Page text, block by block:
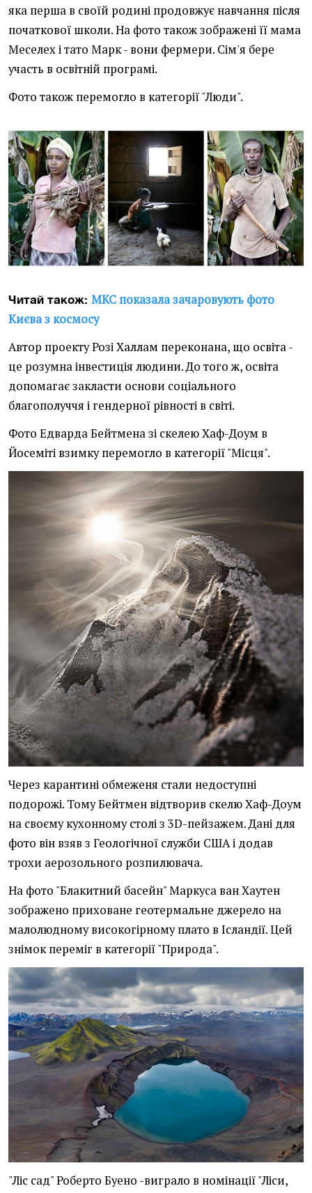
яка перша в своїй родині продовжує навчання після
початкової школи. На фото також зображені її мама
Меселех і тато Марк - вони фермери. Сім'я бере
участь в освітній програмі.
Фото також перемогло в категорії "Люди".
Читай також: МКС показала зачаровують фото
Києва з космосу
Автор проекту Розі Халлам переконана, що освіта -
це розумна інвестиція людини. До того ж, освіта
допомагає закласти основи соціального
благополуччя і гендерної рівності в світі.
Фото Едварда Бейтмена зі скелею Хаф-Доум в
Йосеміті взимку перемогло в категорії "Місця".
Через карантині обмеженя стали недоступні
подорожі. Тому Бейтмен відтворив скелю Хаф-Доум
на своєму кухонному столі з 3D-пейзажем. Дані для
фото він взяв з Геологічної служби США і додав
трохи аерозольного розпилювача.
На фото "Блакитний басейн" Маркуса ван Хаутен
зображено приховане геотермальне джерело на
малолюдному високогірному плато в Ісландії. Цей
знімок переміг в категорії "Природа".
"Ліс сад" Роберто Буено -виграло в номінації "Ліси,